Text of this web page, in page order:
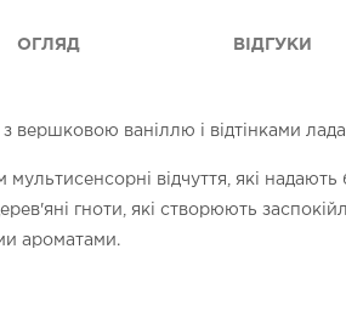
ОГЛЯД ВІДГУКИ
вершковою ваніллю і відтінками
відчуття, які
гноти, які створюють
ароматами.